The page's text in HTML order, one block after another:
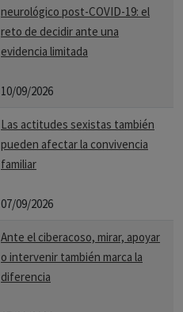
neurológico post-COVID-19: el
reto de decidir ante una
evidencia limitada
10/09/2026
Las actitudes sexistas también
pueden afectar la convivencia
familiar
07/09/2026
Ante el ciberacoso, mirar, apoyar
o intervenir también marca la
diferencia